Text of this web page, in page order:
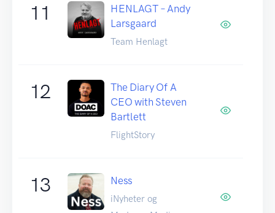
11
HENLAGT – Andy
Larsgaard
Team Henlagt
12
The Diary Of A
CEO with Steven
Bartlett
FlightStory
13 Ness
iNyheter og